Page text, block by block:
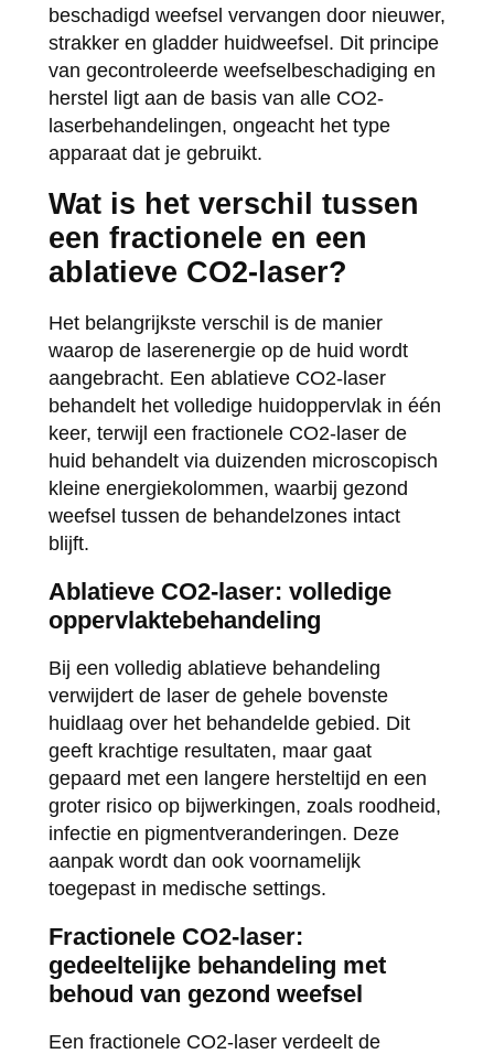
beschadigd weefsel vervangen door nieuwer,
strakker en gladder huidweefsel. Dit principe
van gecontroleerde weefselbeschadiging en
herstel ligt aan de basis van alle CO2-
laserbehandelingen, ongeacht het type
apparaat dat je gebruikt.
Wat is het verschil tussen
een fractionele en een
ablatieve CO2-laser?
Het belangrijkste verschil is de manier
waarop de laserenergie op de huid wordt
aangebracht. Een ablatieve CO2-laser
behandelt het volledige huidoppervlak in één
keer, terwijl een fractionele CO2-laser de
huid behandelt via duizenden microscopisch
kleine energiekolommen, waarbij gezond
weefsel tussen de behandelzones intact
blijft.
Ablatieve CO2-laser: volledige
oppervlaktebehandeling
Bij een volledig ablatieve behandeling
verwijdert de laser de gehele bovenste
huidlaag over het behandelde gebied. Dit
geeft krachtige resultaten, maar gaat
gepaard met een langere hersteltijd en een
groter risico op bijwerkingen, zoals roodheid,
infectie en pigmentveranderingen. Deze
aanpak wordt dan ook voornamelijk
toegepast in medische settings.
Fractionele CO2-laser:
gedeeltelijke behandeling met
behoud van gezond weefsel
Een fractionele CO2-laser verdeelt de